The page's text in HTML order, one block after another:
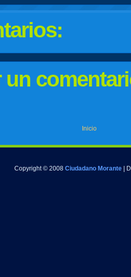
un
Inicio
Copyright © 2008 Ciudadano Morante |